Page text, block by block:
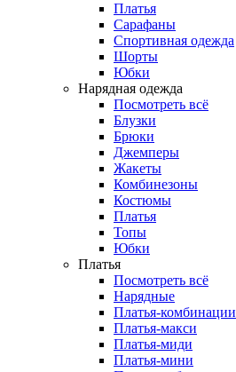
Платья
Сарафаны
Спортивная одежда
Шорты
Юбки
Нарядная одежда
Посмотреть всё
Блузки
Брюки
Джемперы
Жакеты
Комбинезоны
Костюмы
Платья
Топы
Юбки
Платья
Посмотреть всё
Нарядные
Платья-комбинации
Платья-макси
Платья-миди
Платья-мини